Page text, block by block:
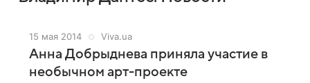
15 мая 2014 Viva.ua
Анна Добрыднева приняла участие в
необычном арт-проекте